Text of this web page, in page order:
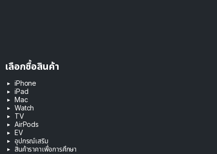
เลือกซื้อสินค้า
iPhone
iPad
Mac
Watch
TV
AirPods
EV
อุปกรณ์เสริม
สินค้าราคาเพื่อการศึกษา